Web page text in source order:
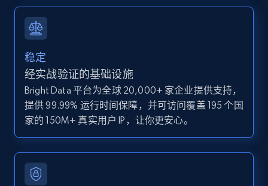
type and status
Zpid, City, State, HomeStatus, Address,
IsCurrentSignedInAgentResponsible, Bedrooms,
and more.
12K+ 1.3K+ 注册使用
Zillow properties listing information -
Search by parameters on zillow and use the
稳定
经实战验证的基础设施
Bright Data 平台为全球 20,000+ 家企业提供支持，
提供 99.99% 运行时间保障，并可访问覆盖 195 个国
家的 150M+ 真实用户 IP，让你更安心。